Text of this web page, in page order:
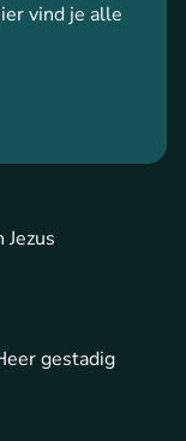
vind je alle
Jezus
gestadig